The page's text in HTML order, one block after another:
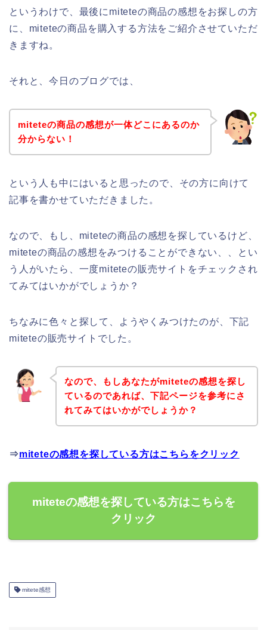
というわけで、最後にmiteteの商品の感想をお探しの方
に、miteteの商品を購入する方法をご紹介させていただ
きますね。
それと、今日のブログでは、
miteteの商品の感想が一体どこにあるのか
分からない！
という人も中にはいると思ったので、その方に向けて
記事を書かせていただきました。
なので、もし、miteteの商品の感想を探しているけど、
miteteの商品の感想をみつけることができない、、とい
う人がいたら、一度miteteの販売サイトをチェックされ
てみてはいかがでしょうか？
ちなみに色々と探して、ようやくみつけたのが、下記
miteteの販売サイトでした。
なので、もしあなたがmiteteの感想を探し
ているのであれば、下記ページを参考にさ
れてみてはいかがでしょうか？
⇒miteteの感想を探している方はこちらをクリック
miteteの感想を探している方はこちらを
クリック
mitete感想